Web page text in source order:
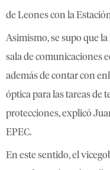
de Leones con la
Asimismo, se supo que
sala de comunicaciones
además de contar con
óptica para las tareas de
protecciones, explicó
EPEC.
En este sentido, el